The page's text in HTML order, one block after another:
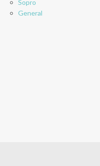
Sopro
General